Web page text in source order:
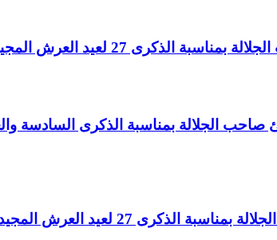
27 لعيد العرش المجيد.
صاحب الجلالة بمناسبة الذكرى
27 لعيد العرش المجيد